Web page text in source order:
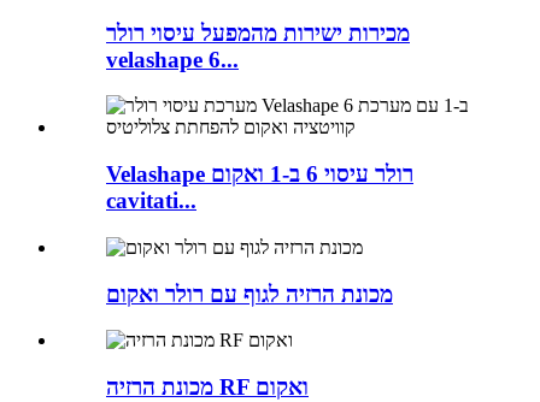
מכירות ישירות מהמפעל עיסוי רולר
velashape 6...
Velashape רולר עיסוי 6 ב-1 ואקום
cavitati...
מכונת הרזיה לגוף עם רולר ואקום
מכונת הרזיה RF ואקום